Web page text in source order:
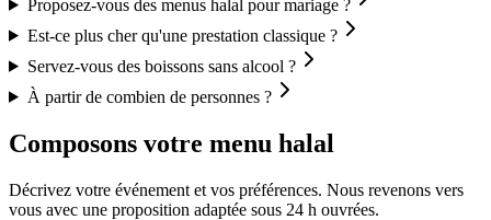
Proposez-vous des menus halal pour mariage ?
Est-ce plus cher qu'une prestation classique ?
Servez-vous des boissons sans alcool ?
À partir de combien de personnes ?
Composons votre menu halal
Décrivez votre événement et vos préférences. Nous revenons vers
vous avec une proposition adaptée sous 24 h ouvrées.